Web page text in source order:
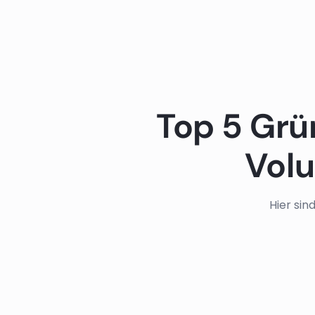
Top 5
Hier